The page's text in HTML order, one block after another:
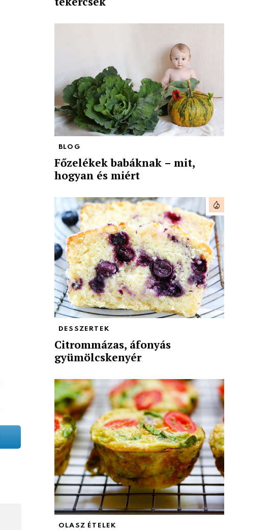
BLOG
Főzelékek babáknak – mit,
hogyan és miért
DESSZERTEK
Citrommázas, áfonyás
gyümölcskenyér
OLASZ ÉTELEK